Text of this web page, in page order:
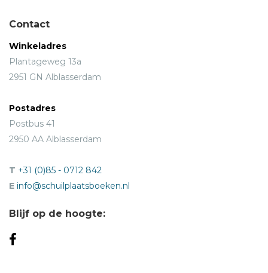
Contact
Winkeladres
Plantageweg 13a
2951 GN Alblasserdam
Postadres
Postbus 41
2950 AA Alblasserdam
T +31 (0)85 - 0712 842
E info@schuilplaatsboeken.nl
Blijf op de hoogte: